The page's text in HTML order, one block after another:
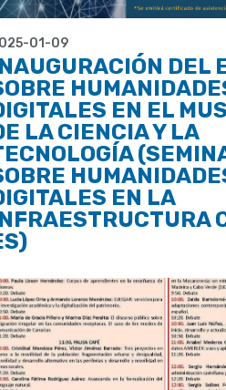
01-09
DEL
EN EL
LA CIENCIA Y LA
EN LA